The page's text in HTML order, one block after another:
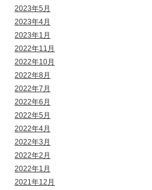
2023年5月
2023年4月
2023年1月
2022年11月
2022年10月
2022年8月
2022年7月
2022年6月
2022年5月
2022年4月
2022年3月
2022年2月
2022年1月
2021年12月